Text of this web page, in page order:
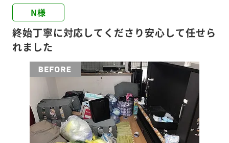
N様
終始丁寧に対応してくださり安心して任せら
れました